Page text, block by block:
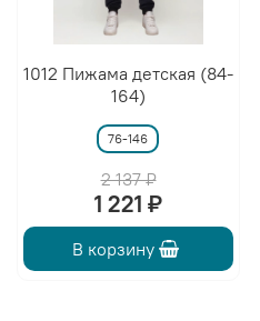
1012 Пижама детская (84-
164)
76-146
2 137 ₽
1 221 ₽
В корзину